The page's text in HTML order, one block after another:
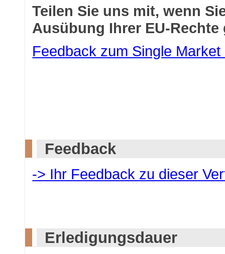
Teilen Sie uns mit, wenn
Ausübung Ihrer EU-
Feedback zum Single
Feedback
-> Ihr Feedback zu dieser
Erledigungsdauer